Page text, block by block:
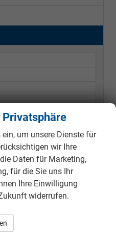
um unsere Dienste für
wir Ihre
Daten für Marketing,
für die Sie uns Ihr
Ihre Einwilligung
widerrufen.